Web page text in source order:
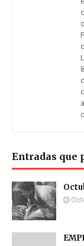
Entradas que